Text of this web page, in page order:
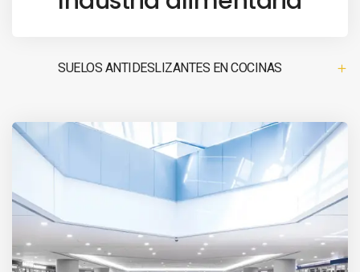
SUELOS ANTIDESLIZANTES EN COCINAS